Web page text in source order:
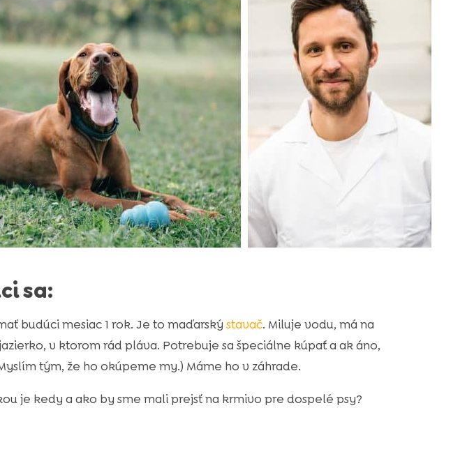
sa:
budúci mesiac 1 rok. Je to maďarský stavač. Miluje vodu, má na
v ktorom rád pláva. Potrebuje sa špeciálne kúpať a ak áno,
tým, že ho okúpeme my.) Máme ho v záhrade.
je kedy a ako by sme mali prejsť na krmivo pre dospelé psy?